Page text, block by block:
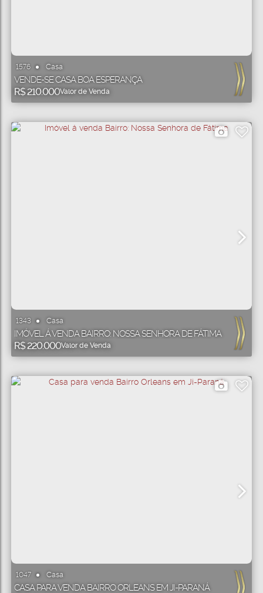
1576 Casa
R$210.000Valor de Venda
VENDE-SE CASA BOA ESPERANÇA
1343 Casa
R$220.000Valor de Venda
IMÓVEL Á VENDA BAIRRO: NOSSA SENHORA DE FÁTIMA
1047 Casa
CASA PARA VENDA BAIRRO ORLEANS EM JI-PARANÁ